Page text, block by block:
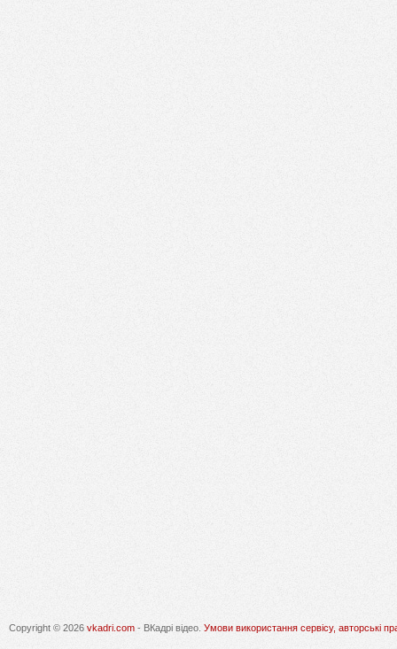
Copyright © 2026 vkadri.com - ВКадрі відео. Умови використання сервісу, авторські